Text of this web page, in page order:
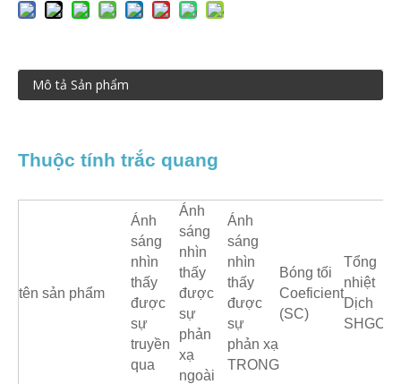
Mô tả Sản phẩm
Thuộc tính trắc quang
tên sản phẩm
Ánh
sáng
nhìn
thấy
được
sự
truyền
qua
Ánh
sáng
nhìn
thấy
được
sự
phản
xạ
ngoài
Ánh
sáng
nhìn
thấy
được
sự
phản xạ
TRONG
Bóng tối
Coeficient
(SC)
Tổng
nhiệt
Dịch
SHGC